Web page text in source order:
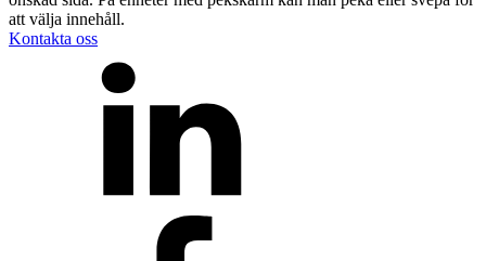
att välja innehåll.
Kontakta oss